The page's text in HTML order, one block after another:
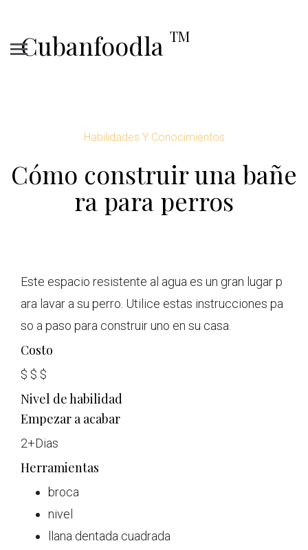
Cubanfoodla TM
Habilidades Y Conocimientos
Cómo construir una bañe
ra para perros
Este espacio resistente al agua es un gran lugar p
ara lavar a su perro. Utilice estas instrucciones pa
so a paso para construir uno en su casa.
Costo
$ $ $
Nivel de habilidad
Empezar a acabar
2+Dias
Herramientas
broca
nivel
llana dentada cuadrada